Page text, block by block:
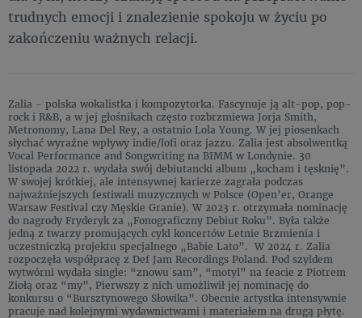
trudnych emocji i znalezienie spokoju w życiu po
zakończeniu ważnych relacji.
Zalia - polska wokalistka i kompozytorka. Fascynuje ją alt-pop, pop-
rock i R&B, a w jej głośnikach często rozbrzmiewa Jorja Smith,
Metronomy, Lana Del Rey, a ostatnio Lola Young. W jej piosenkach
słychać wyraźne wpływy indie/lofi oraz jazzu. Zalia jest absolwentką
Vocal Performance and Songwriting na BIMM w Londynie. 30
listopada 2022 r. wydała swój debiutancki album „kocham i tęsknię”.
W swojej krótkiej, ale intensywnej karierze zagrała podczas
najważniejszych festiwali muzycznych w Polsce (Open’er, Orange
Warsaw Festival czy Męskie Granie). W 2023 r. otrzymała nominację
do nagrody Fryderyk za „Fonograficzny Debiut Roku”. Była także
jedną z twarzy promujących cykl koncertów Letnie Brzmienia i
uczestniczką projektu specjalnego „Babie Lato”. W 2024 r. Zalia
rozpoczęła współpracę z Def Jam Recordings Poland. Pod szyldem
wytwórni wydała single: “znowu sam”, “motyl” na feacie z Piotrem
Ziołą oraz “my”, Pierwszy z nich umożliwił jej nominację do
konkursu o “Bursztynowego Słowika”. Obecnie artystka intensywnie
pracuje nad kolejnymi wydawnictwami i materiałem na drugą płytę.